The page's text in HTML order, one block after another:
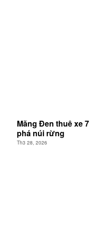
Măng Đen thuê xe
phá núi rừng
Th3 28, 2026